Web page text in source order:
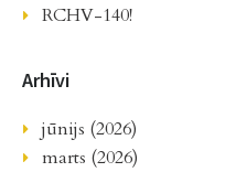
RCHV-140!
Arhīvi
jūnijs (2026)
marts (2026)